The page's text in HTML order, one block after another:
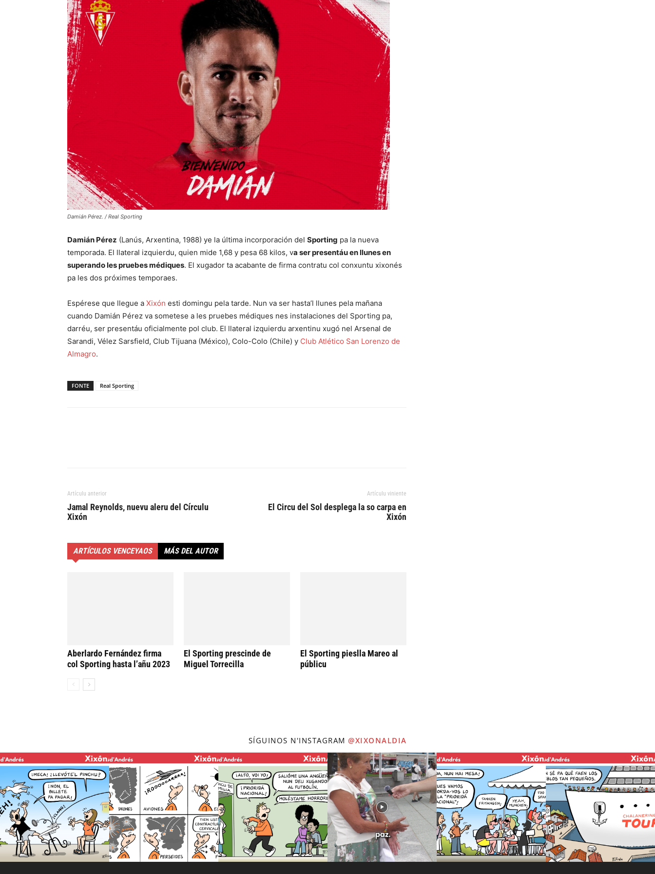
Damián Pérez. / Real Sporting
Damián Pérez (Lanús, Arxentina, 1988) ye la última incorporación del Sporting pa la nueva
temporada. El llateral izquierdu, quien mide 1,68 y pesa 68 kilos, va ser presentáu en llunes en
superando les pruebes médiques. El xugador ta acabante de firma contratu col conxuntu xixonés
pa les dos próximes temporaes.
Espérese que llegue a Xixón esti domingu pela tarde. Nun va ser hasta’l llunes pela mañana
cuando Damián Pérez va sometese a les pruebes médiques nes instalaciones del Sporting pa,
darréu, ser presentáu oficialmente pol club. El llateral izquierdu arxentinu xugó nel Arsenal de
Sarandi, Vélez Sarsfield, Club Tijuana (México), Colo-Colo (Chile) y Club Atlético San Lorenzo de
Almagro.
FONTE Real Sporting
Artículu anterior
Jamal Reynolds, nuevu aleru del Círculu
Xixón
Artículu viniente
El Circu del Sol desplega la so carpa en
Xixón
ARTÍCULOS VENCEYAOS MÁS DEL AUTOR
Aberlardo Fernández firma
col Sporting hasta l’añu 2023
El Sporting prescinde de
Miguel Torrecilla
El Sporting pieslla Mareo al
públicu
SÍGUINOS N'INSTAGRAM @XIXONALDIA